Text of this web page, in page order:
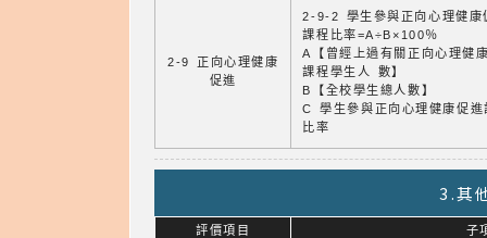
2-9 正向心理健康
促進
2-9-2 學生參與正向心理健康
課程比率=A÷B×100％
A【曾經上過有關正向心理健
課程學生人 數】
B【全校學生總人數】
C 學生參與正向心理健康促進
比率
3.其
評價項目 子